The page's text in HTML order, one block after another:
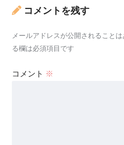
コメントを残す
メールアドレスが公開されることは
る欄は必須項目です
コメント ※